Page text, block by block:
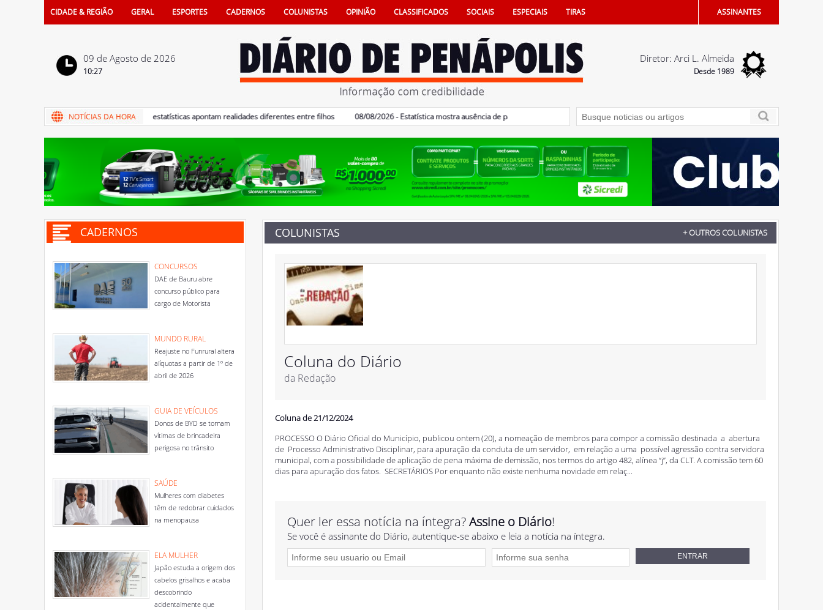
CIDADE & REGIÃO GERAL ESPORTES CADERNOS COLUNISTAS OPINIÃO CLASSIFICADOS SOCIAIS ESPECIAIS TIRAS ASSINANTES
09 de Agosto de 2026
10:27
Diretor: Arci L. Almeida
Desde 1989
09/08/2026 - Dia dos Pais: estatísticas apontam realidades diferentes entre filhos 08/08/2026 - Estatística mostra ausência de pais na vida e também na certidão dos filhos 07/08/2026 - Vereadores devem votar Código de
CADERNOS
CONCURSOS
DAE de Bauru abre
concurso público para
cargo de Motorista
MUNDO RURAL
Reajuste no Funrural altera
alíquotas a partir de 1º de
abril de 2026
GUIA DE VEÍCULOS
Donos de BYD se tornam
vítimas de brincadeira
perigosa no trânsito
SAÚDE
Mulheres com diabetes
têm de redobrar cuidados
na menopausa
ELA MULHER
Japão estuda a origem dos
cabelos grisalhos e acaba
descobrindo
acidentalmente que
COLUNISTAS + OUTROS COLUNISTAS
Coluna do Diário
da Redação
Coluna de 21/12/2024
PROCESSO O Diário Oficial do Município, publicou ontem (20), a nomeação de membros para compor a comissão destinada a abertura
de Processo Administrativo Disciplinar, para apuração da conduta de um servidor, em relação a uma possível agressão contra servidora
municipal, com a possibilidade de aplicação de pena máxima de demissão, nos termos do artigo 482, alínea “j”, da CLT. A comissão tem 60
dias para apuração dos fatos. SECRETÁRIOS Por enquanto não existe nenhuma novidade em relaç...
Quer ler essa notícia na íntegra?Assine o Diário!
Se você é assinante do Diário, autentique-se abaixo e leia a notícia na íntegra.